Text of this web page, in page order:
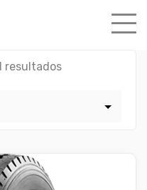
resultados